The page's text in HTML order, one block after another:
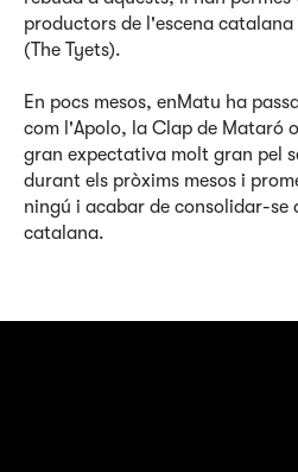
productors de l'escena
(The Tyets).
En pocs mesos, enMatu ha
com l'Apolo, la Clap de Mataró
gran expectativa molt gran pel
durant els pròxims mesos i
ningú i acabar de consolidar-se
catalana.